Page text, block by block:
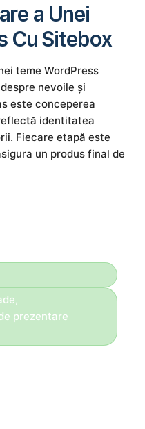
a Unei
Cu Sitebox
teme WordPress
nevoile și
este conceperea
identitatea
Fiecare etapă este
un produs final de
prezentare